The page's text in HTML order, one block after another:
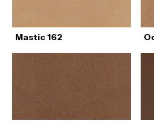
Mastic 162